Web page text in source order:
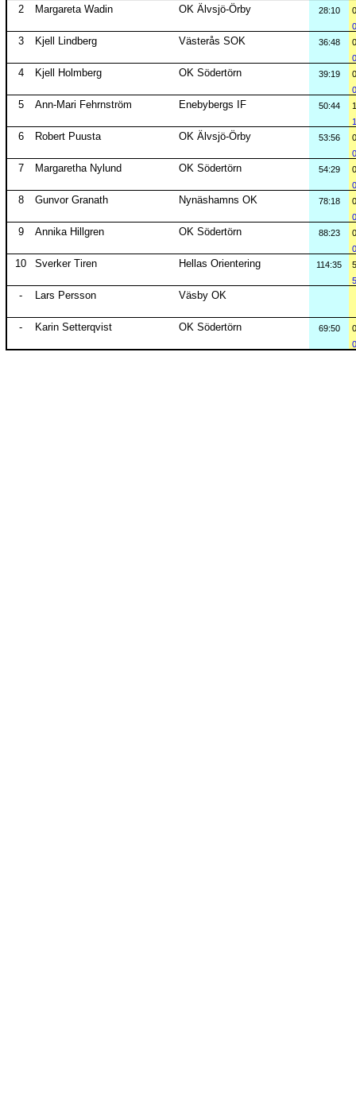
2 Margareta Wadin OK Älvsjö-Örby 28:10
3 Kjell Lindberg Västerås SOK 36:48
4 Kjell Holmberg OK Södertörn 39:19
5 Ann-Mari Fehrnström Enebybergs IF 50:44
6 Robert Puusta OK Älvsjö-Örby 53:56
7 Margaretha Nylund OK Södertörn 54:29
8 Gunvor Granath Nynäshamns OK 78:18
9 Annika Hillgren OK Södertörn 88:23
10 Sverker Tiren Hellas Orientering 114:35
- Lars Persson Väsby OK
- Karin Setterqvist OK Södertörn 69:50